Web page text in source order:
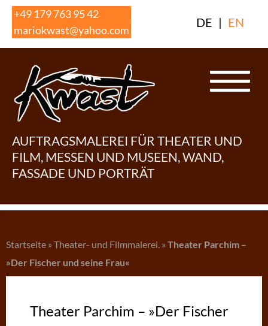
Skip
content
+49 179 763 95 42
mariokwast@yahoo.com
DE | EN
AUFTRAGSMALEREI FÜR THEATER UND
FILM, MESSEN UND MUSEEN, WAND,
FASSADE UND PORTRÄT
Startseite » Theater- und Filmmalerei. » Theater Parchim –
»Der Fischer und seine Frau«
Theater Parchim – »Der Fischer